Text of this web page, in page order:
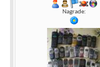
Nagrade: